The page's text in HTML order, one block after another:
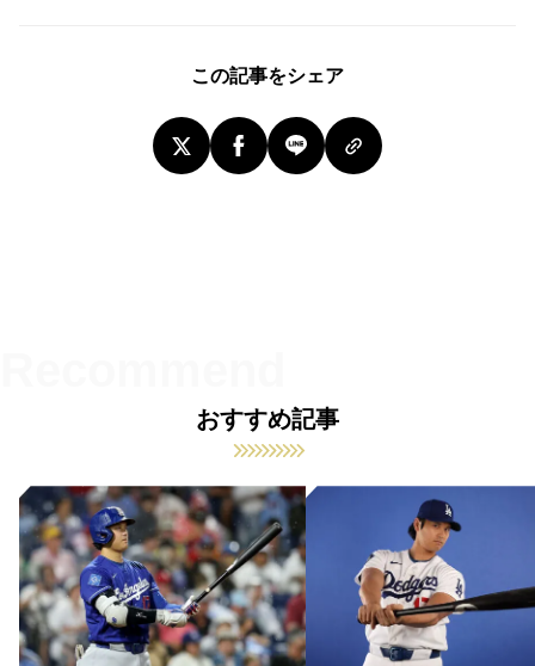
この記事をシェア
おすすめ記事